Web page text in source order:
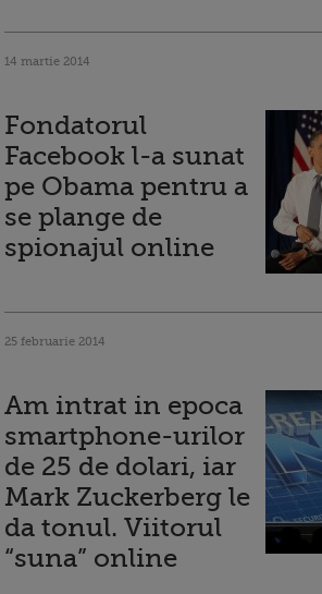
14 martie 2014
Fondatorul
Facebook l-a sunat
pe Obama pentru a
se plange de
spionajul online
25 februarie 2014
Am intrat in epoca
smartphone-urilor
de 25 de dolari, iar
Mark Zuckerberg le
da tonul. Viitorul
“suna” online